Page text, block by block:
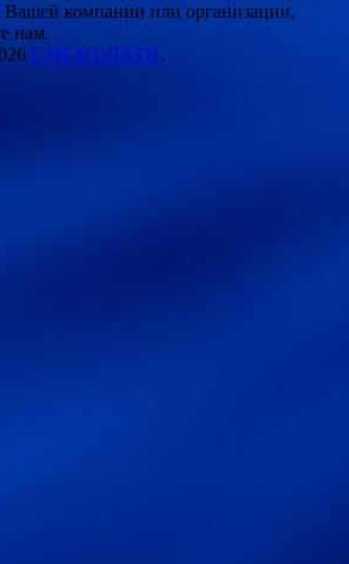
компании или организации,
нам.
СМЕХО-ПАТИ.